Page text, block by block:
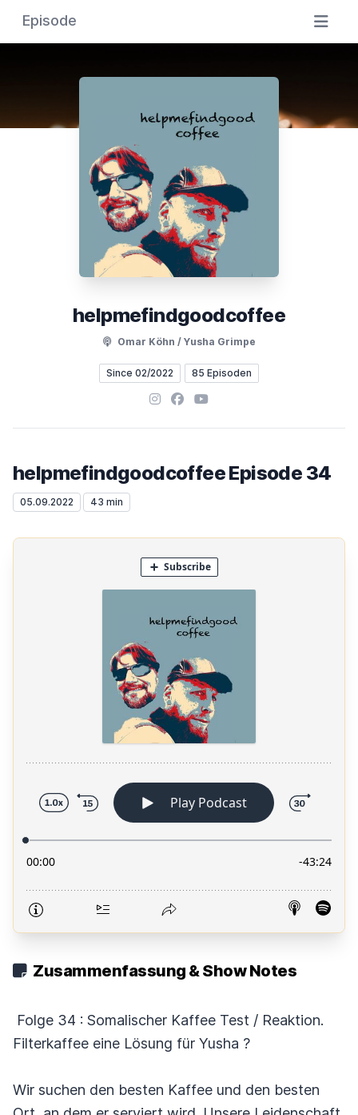
Episode
helpmefindgoodcoffee
Omar Köhn / Yusha Grimpe
Since 02/2022 85 Episoden
Instagram
Facebook
YouTube
helpmefindgoodcoffee Episode 34
05.09.2022 43 min
Zusammenfassung & Show Notes
Folge 34 : Somalischer Kaffee Test / Reaktion.
Filterkaffee eine Lösung für Yusha ?
Wir suchen den besten Kaffee und den besten